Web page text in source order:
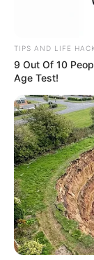
TIPS AND LIFE
9 Out Of 10
Age Test!